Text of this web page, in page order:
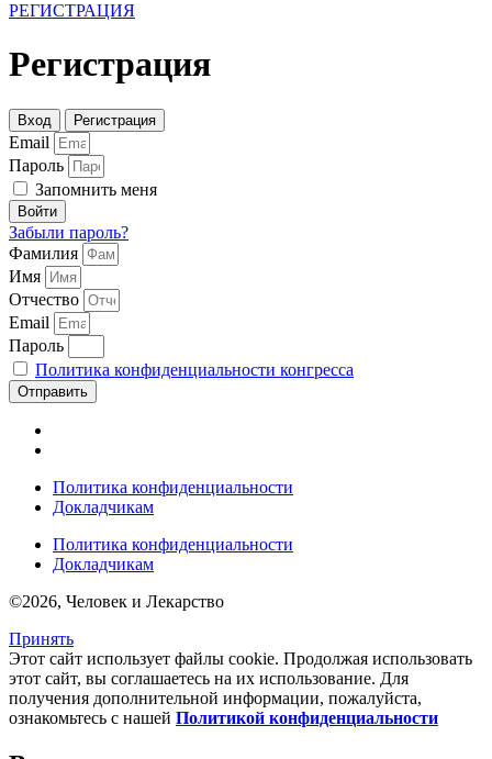
РЕГИСТРАЦИЯ
Регистрация
Вход Регистрация
Email
Пароль
Запомнить меня
Войти
Забыли пароль?
Фамилия
Имя
Отчество
Email
Пароль
Политика конфиденциальности конгресса
Отправить
Политика конфиденциальности
Докладчикам
Политика конфиденциальности
Докладчикам
©2026, Человек и Лекарство
Принять
Этот сайт использует файлы cookie. Продолжая использовать
этот сайт, вы соглашаетесь на их использование. Для
получения дополнительной информации, пожалуйста,
ознакомьтесь с нашей Политикой конфиденциальности